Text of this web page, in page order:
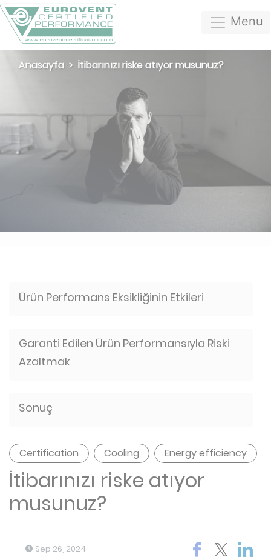
Menu
Anasayfa İtibarınızı riske atıyor musunuz?
Ürün Performans Eksikliğinin Etkileri
Garanti Edilen Ürün Performansıyla Riski
Azaltmak
Sonuç
Certification Cooling Energy efficiency
İtibarınızı riske atıyor
musunuz?
Sep 26, 2024